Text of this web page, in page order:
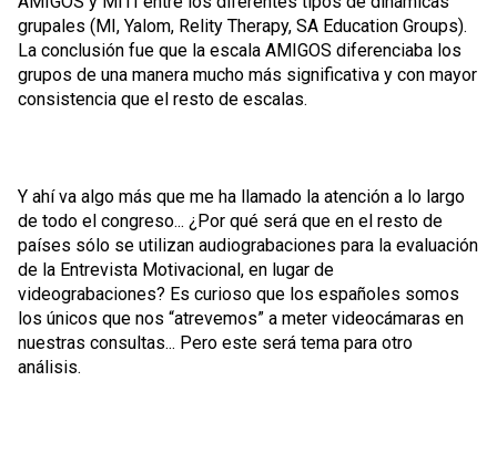
grupales (MI, Yalom, Relity Therapy, SA Education Groups).
La conclusión fue que la escala AMIGOS diferenciaba los
grupos de una manera mucho más significativa y con mayor
consistencia que el resto de escalas.
Y ahí va algo más que me ha llamado la atención a lo largo
de todo el congreso... ¿Por qué será que en el resto de
países sólo se utilizan audiograbaciones para la evaluación
de la Entrevista Motivacional, en lugar de
videograbaciones? Es curioso que los españoles somos
los únicos que nos “atrevemos” a meter videocámaras en
nuestras consultas... Pero este será tema para otro
análisis.